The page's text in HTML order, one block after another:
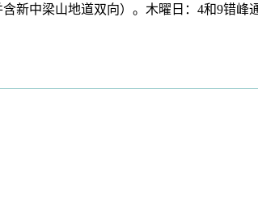
新中梁山地道双向）。木曜日：4和9错